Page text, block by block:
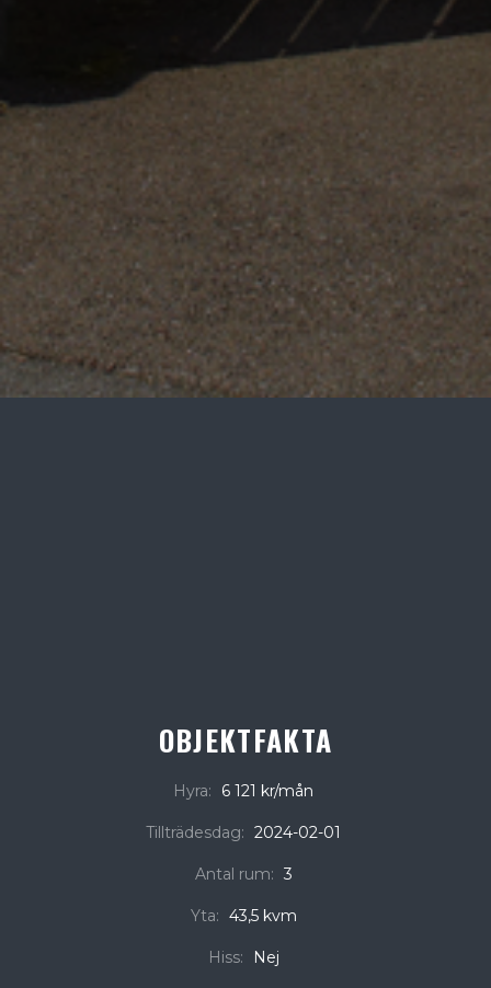
OBJEKTFAKTA
Hyra: 6 121 kr/mån
Tillträdesdag: 2024-02-01
Antal rum: 3
Yta: 43,5 kvm
Hiss: Nej